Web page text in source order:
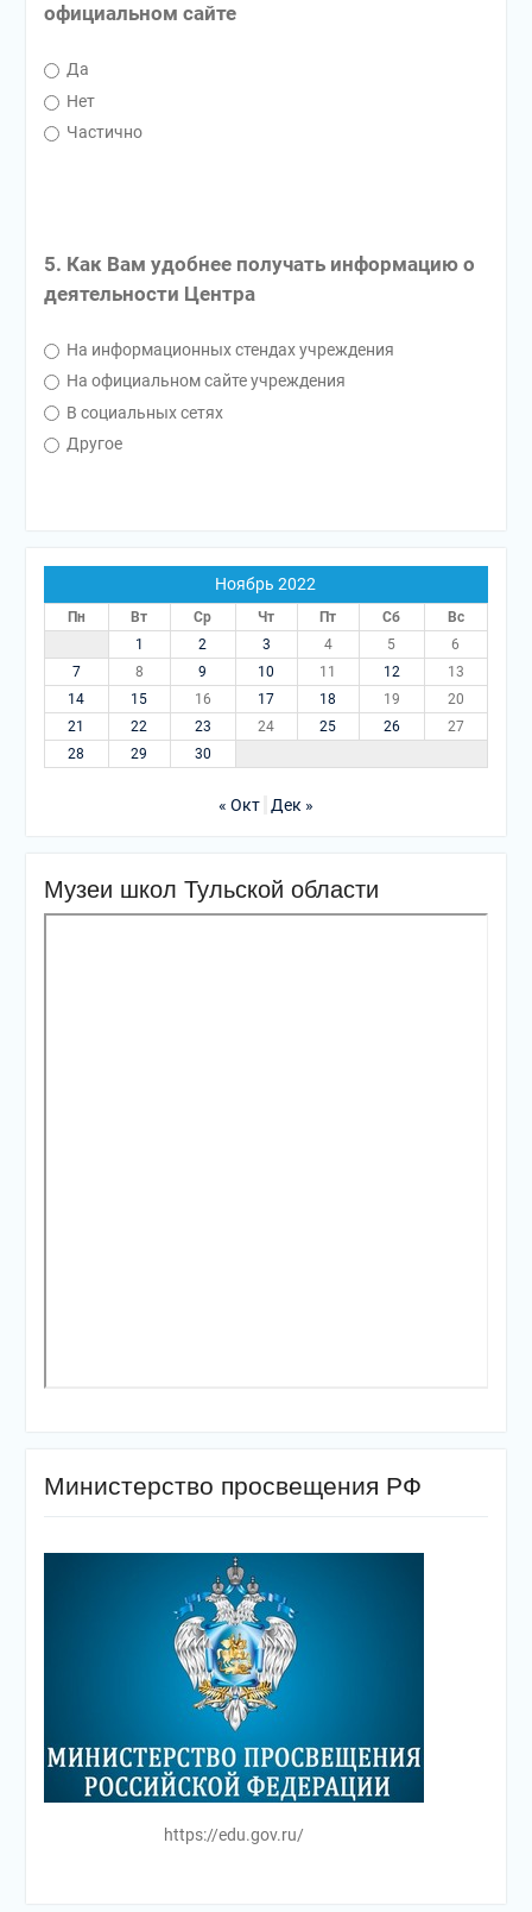
официальном сайте
Да
Нет
Частично
5. Как Вам удобнее получать информацию о
деятельности Центра
На информационных стендах учреждения
На официальном сайте учреждения
В социальных сетях
Другое
Ноябрь 2022
Пн Вт Ср Чт Пт Сб
Вс
1
2 3 4 5
6
7
8 9 10 11 12
13
14
15 16 17 18 19
20
21
22 23 24 25 26
27
28
29 30
« Окт Дек »
Музеи школ Тульской области
Министерство просвещения РФ
https://edu.gov.ru/